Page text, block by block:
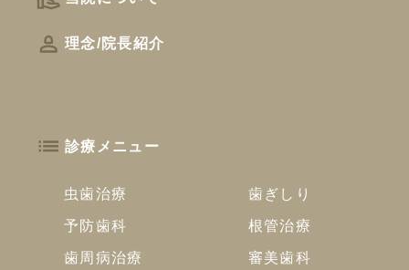
理念/院長紹介
診療メニュー
虫歯治療
歯ぎしり
予防歯科
根管治療
歯周病治療
審美歯科